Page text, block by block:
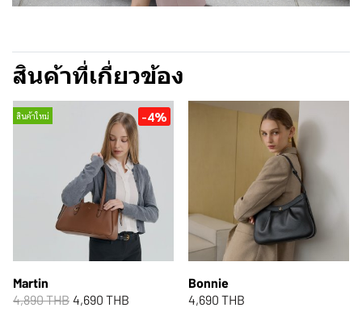
สินค้าที่เกี่ยวข้อง
สินค้าใหม่ -4%
Martin
4,890 THB 4,690 THB
Bonnie
4,690 THB